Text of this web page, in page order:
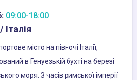
09:00-18:00
Італія
місто на півночі Італії,
в Генуезькій бухті на березі
моря. З часів римської імперії